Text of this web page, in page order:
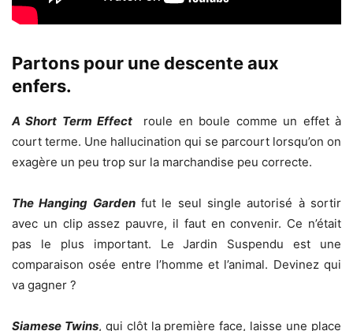
Partons pour une descente aux
enfers.
A Short Term Effect
roule en boule comme un effet à
court terme. Une hallucination qui se parcourt lorsqu’on on
exagère un peu trop sur la marchandise peu correcte.
The Hanging Garden fut le seul single autorisé à sortir
avec un clip assez pauvre, il faut en convenir. Ce n’était
pas le plus important. Le Jardin Suspendu est une
comparaison osée entre l’homme et l’animal. Devinez qui
va gagner ?
Siamese Twins, qui clôt la première face, laisse une place